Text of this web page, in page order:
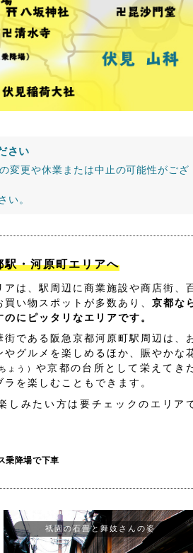
さい
変更や休業または中止の可能性がござ
い。
駅・河原町エリアへ
アは、駅周辺に商業施設や商店街、
い物スポットが多数あり、 京都な
にピッタリなエリアです。
街である阪急京都河原町駅周辺は、
やグルメを楽しめるほか、賑やかな
ょう）や京都の台所として栄えてき
を楽しむこともできます。
しみたい方は要チェックのエリア
乗降場で下車
祇園の石畳と舞妓さんの姿